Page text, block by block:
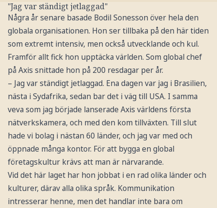
"Jag var ständigt jetlaggad"
Några år senare basade Bodil Sonesson över hela den
globala organisationen. Hon ser tillbaka på den här tiden
som extremt intensiv, men också utvecklande och kul.
Framför allt fick hon upptäcka världen. Som global chef
på Axis snittade hon på 200 resdagar per år.
– Jag var ständigt jetlaggad. Ena dagen var jag i Brasilien,
nästa i Sydafrika, sedan bar det i väg till USA. I samma
veva som jag började lanserade Axis världens första
nätverkskamera, och med den kom tillväxten. Till slut
hade vi bolag i nästan 60 länder, och jag var med och
öppnade många kontor. För att bygga en global
företagskultur krävs att man är närvarande.
Vid det här laget har hon jobbat i en rad olika länder och
kulturer, därav alla olika språk. Kommunikation
intresserar henne, men det handlar inte bara om